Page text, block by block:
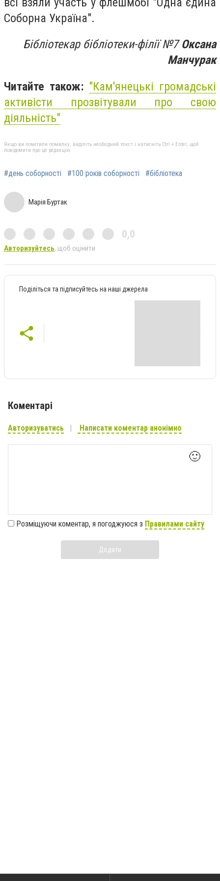
Соборна Україна".
Бібліотекар бібліотеки-філії №7Оксана
Манчурак
Читайте також: "Кам'янецькі громадські
активісти прозвітували про свою
діяльність"
Якщо ви помітили помилку, виділіть необхідний текст і натисніть Ctrl + Enter, щоб
повідомити про це редакцію
#день соборності #100 років соборності #бібліотека
Марія Буртак
0,0
Авторизуйтесь, щоб оцінити
Поділіться та підписуйтесь на наші джерела
Коментарі
Авторизуватись Написати коментар анонімно
🙂
Розміщуючи коментар, я погоджуюся з Правилами сайту
Додати